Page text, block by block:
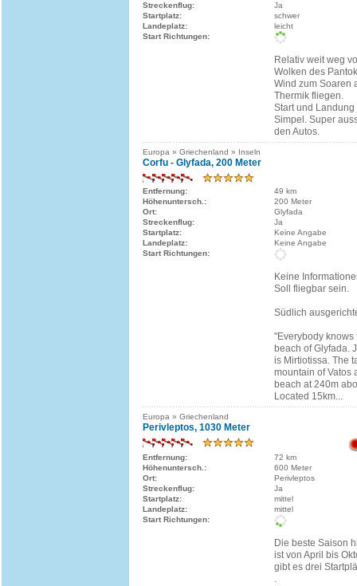
Streckenflug:
Ja
Startplatz:
schwer
Landeplatz:
leicht
Start Richtungen:
Relativ weit weg
Wolken des
Wind zum Soaren
Thermik fliegen.
Start und
Simpel. Super
den Autos.
Europa » Griechenland » Inseln
Corfu - Glyfada, 200 Meter
Entfernung:
49 km
Höhenuntersch.:
200 Meter
Ort:
Glyfada
Streckenflug:
Ja
Startplatz:
Keine Angabe
Landeplatz:
Keine Angabe
Start Richtungen:
Keine
Soll fliegbar sein.
Südlich
"Everybody
beach of Glyfada.
is Mirtiotissa. The
mountain of Vatos
beach at 240m
Located 15km...
Europa » Griechenland
Perivleptos, 1030 Meter
Entfernung:
72 km
Höhenuntersch.:
600 Meter
Ort:
Perivleptos
Streckenflug:
Ja
Startplatz:
mittel
Landeplatz:
mittel
Start Richtungen:
Die beste Saison
ist von April bis
gibt es drei
.